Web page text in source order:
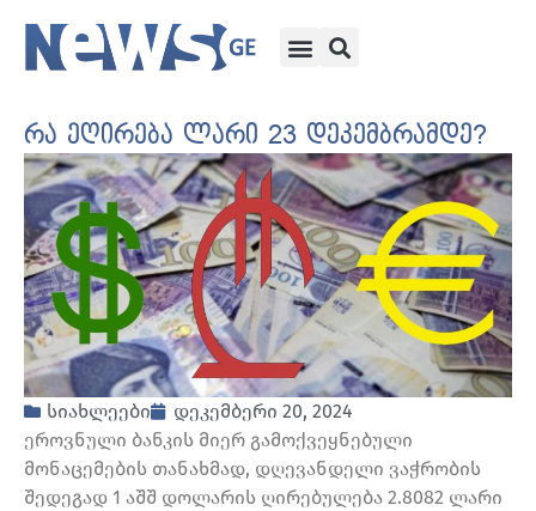
რა ეღირება ლარი 23 დეკემბრამდე?
სიახლეები
დეკემბერი 20, 2024
ეროვნული ბანკის მიერ გამოქვეყნებული
მონაცემების თანახმად, დღევანდელი ვაჭრობის
შედეგად 1 აშშ დოლარის ღირებულება 2.8082 ლარი